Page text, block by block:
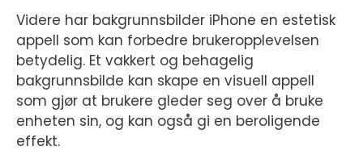
Videre har bakgrunnsbilder iPhone en estetisk
appell som kan forbedre brukeropplevelsen
betydelig. Et vakkert og behagelig
bakgrunnsbilde kan skape en visuell appell
som gjør at brukere gleder seg over å bruke
enheten sin, og kan også gi en beroligende
effekt.